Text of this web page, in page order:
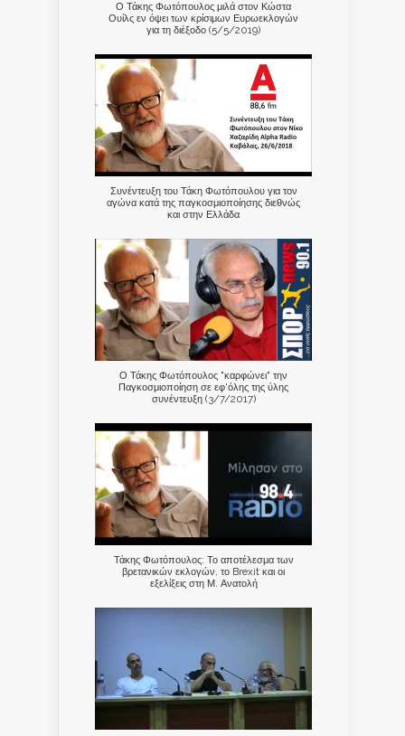
Ο Τάκης Φωτόπουλος μιλά στον Κώστα
Ουίλς εν όψει των κρίσιμων Ευρωεκλογών
για τη διέξοδο (5/5/2019)
Συνέντευξη του Τάκη Φωτόπουλου για τον
αγώνα κατά της παγκοσμιοποίησης διεθνώς
και στην Ελλάδα
Ο Τάκης Φωτόπουλος "καρφώνει" την
Παγκοσμιοποίηση σε εφ'όλης της ύλης
συνέντευξη (3/7/2017)
Τάκης Φωτόπουλος: Το αποτέλεσμα των
βρετανικών εκλογών, το Brexit και οι
εξελίξεις στη Μ. Ανατολή